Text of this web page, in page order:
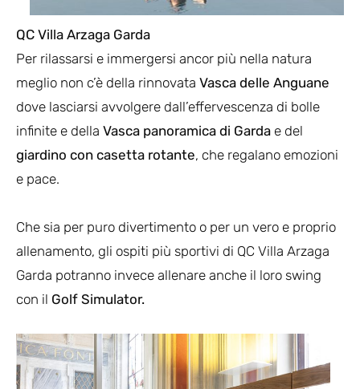
QC Villa Arzaga Garda
Per rilassarsi e immergersi ancor più nella natura
meglio non c’è della rinnovata Vasca delle Anguane
dove lasciarsi avvolgere dall’effervescenza di bolle
infinite e della Vasca panoramica di Garda e del
giardino con casetta rotante, che regalano emozioni
e pace.
Che sia per puro divertimento o per un vero e proprio
allenamento, gli ospiti più sportivi di QC Villa Arzaga
Garda potranno invece allenare anche il loro swing
con il Golf Simulator.